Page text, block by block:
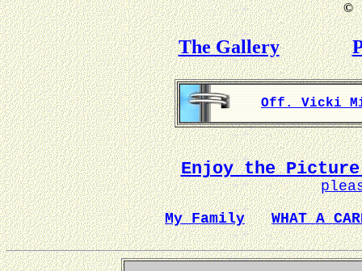
©
The Gallery
Off. Vicki
Enjoy the Picture
My Family
WHAT A